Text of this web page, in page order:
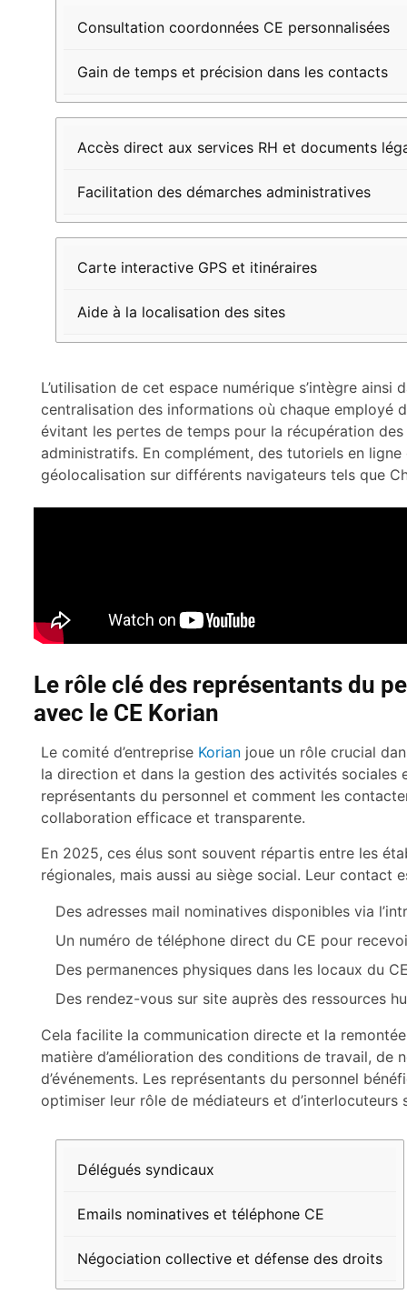
Fonctionnalité
Bénéfices
salariés
Consultation coordonnées CE personnalisées
Gain de temps et précision dans les contacts
Accès direct aux services RH et documents
Facilitation des démarches administratives
Carte interactive GPS et itinéraires
Aide à la localisation des sites
L’utilisation de cet espace numérique s’intègre ainsi
centralisation des informations où chaque employé
évitant les pertes de temps pour la récupération
administratifs. En complément, des tutoriels en
géolocalisation sur différents navigateurs tels que
Le rôle clé des représentants du
avec le CE Korian
Le comité d’entreprise Korian joue un rôle crucial
la direction et dans la gestion des activités sociales
représentants du personnel et comment les
collaboration efficace et transparente.
En 2025, ces élus sont souvent répartis entre les
régionales, mais aussi au siège social. Leur contact
Des adresses mail nominatives disponibles via
Un numéro de téléphone direct du CE pour
Des permanences physiques dans les locaux du
Des rendez-vous sur site auprès des ressources
Cela facilite la communication directe et la
matière d’amélioration des conditions de travail, de
d’événements. Les représentants du personnel
optimiser leur rôle de médiateurs et d’interlocuteurs
Type de
Moyen
contact
Fonction
Délégués syndicaux
Emails nominatives et téléphone CE
Négociation collective et défense des droits